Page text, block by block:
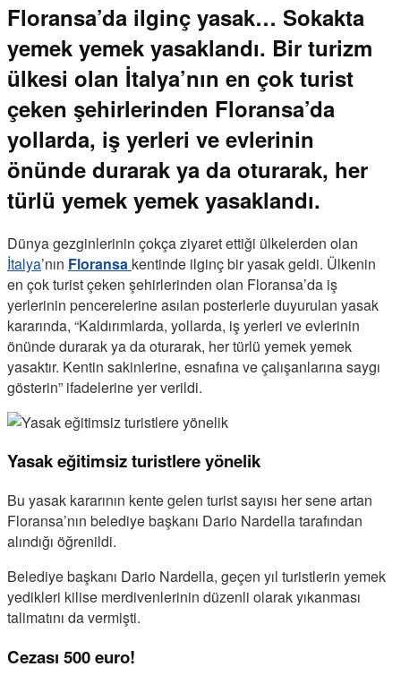
Floransa’da ilginç yasak… Sokakta
yemek yemek yasaklandı. Bir turizm
ülkesi olan İtalya’nın en çok turist
çeken şehirlerinden Floransa’da
yollarda, iş yerleri ve evlerinin
önünde durarak ya da oturarak, her
türlü yemek yemek yasaklandı.
Dünya gezginlerinin çokça ziyaret ettiği ülkelerden olan
İtalya’nın Floransa kentinde ilginç bir yasak geldi. Ülkenin
en çok turist çeken şehirlerinden olan Floransa’da iş
yerlerinin pencerelerine asılan posterlerle duyurulan yasak
kararında, “Kaldırımlarda, yollarda, iş yerleri ve evlerinin
önünde durarak ya da oturarak, her türlü yemek yemek
yasaktır. Kentin sakinlerine, esnafına ve çalışanlarına saygı
gösterin” ifadelerine yer verildi.
Yasak eğitimsiz turistlere yönelik
Bu yasak kararının kente gelen turist sayısı her sene artan
Floransa’nın belediye başkanı Dario Nardella tarafından
alındığı öğrenildi.
Belediye başkanı Dario Nardella, geçen yıl turistlerin yemek
yedikleri kilise merdivenlerinin düzenli olarak yıkanması
talimatını da vermişti.
Cezası 500 euro!